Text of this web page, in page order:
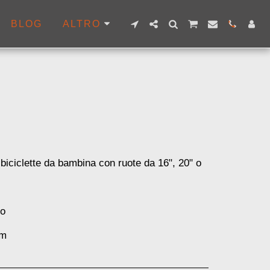
BLOG ALTRO
da bambina con ruote da 16", 20" o